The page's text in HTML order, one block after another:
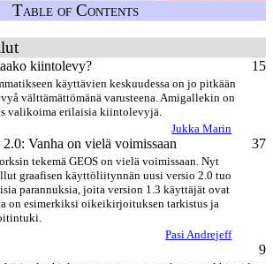
Table of Contents
kiintolevy? 15
käyttävien keskuudessa on jo pitkään
välttämättömänä varusteena. Amigallekin on
valikoima erilaisia kiintolevyjä.
Jukka Marin
Vanha on vielä voimissaan 37
tekemä GEOS on vielä voimissaan. Nyt
graafisen käyttöliitynnän uusi versio 2.0 tuo
parannuksia, joita version 1.3 käyttäjät ovat
on esimerkiksi oikeikirjoituksen tarkistus ja
Pasi Andrejeff
9